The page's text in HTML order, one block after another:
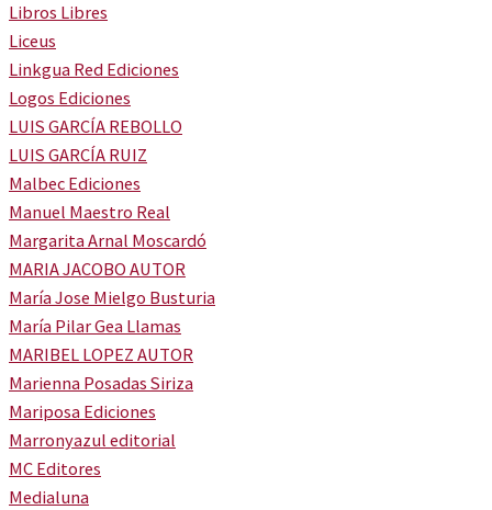
Libros Libres
Liceus
Linkgua Red Ediciones
Logos Ediciones
LUIS GARCÍA REBOLLO
LUIS GARCÍA RUIZ
Malbec Ediciones
Manuel Maestro Real
Margarita Arnal Moscardó
MARIA JACOBO AUTOR
María Jose Mielgo Busturia
María Pilar Gea Llamas
MARIBEL LOPEZ AUTOR
Marienna Posadas Siriza
Mariposa Ediciones
Marronyazul editorial
MC Editores
Medialuna